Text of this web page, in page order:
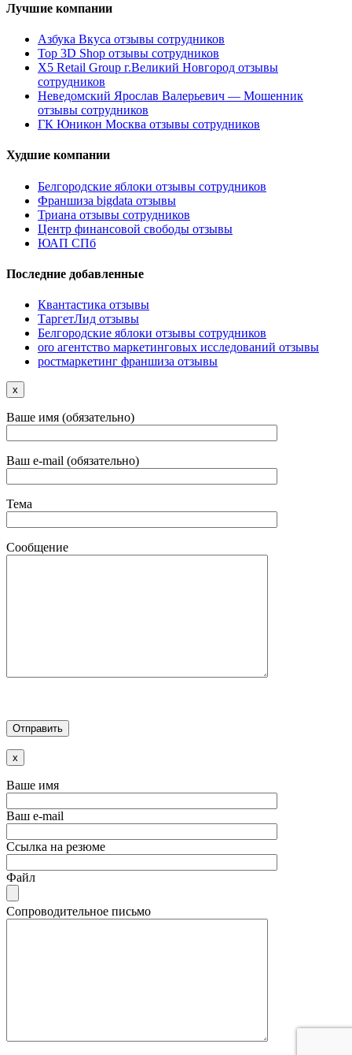
Лучшие компании
Азбука Вкуса отзывы сотрудников
Top 3D Shop отзывы сотрудников
X5 Retail Group г.Великий Новгород отзывы
сотрудников
Неведомский Ярослав Валерьевич — Мошенник
отзывы сотрудников
ГК Юникон Москва отзывы сотрудников
Худшие компании
Белгородские яблоки отзывы сотрудников
Франшиза bigdata отзывы
Триана отзывы сотрудников
Центр финансовой свободы отзывы
ЮАП СПб
Последние добавленные
Квантастика отзывы
ТаргетЛид отзывы
Белгородские яблоки отзывы сотрудников
oro агентство маркетинговых исследований отзывы
ростмаркетинг франшиза отзывы
x
Ваше имя (обязательно)
Ваш e-mail (обязательно)
Тема
Сообщение
x
Ваше имя
Ваш e-mail
Ссылка на резюме
Файл
Сопроводительное письмо